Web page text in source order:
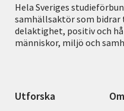
Hela Sveriges
samhällsaktör som
delaktighet, positiv och
människor, miljö och
Utforska